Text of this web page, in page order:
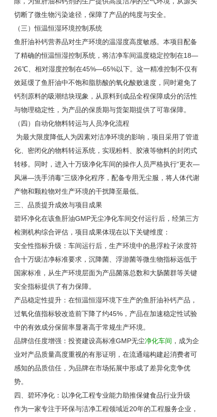
切断了微生物污染途径，保障了产品的纯度与安全。
（三）恒温恒湿环境控制系统
鱼肝油补钙营养品对生产环境的温湿度高度敏感。本项目配备
了精确的恒温恒湿控制系统，将洁净车间温度稳定控制在18—
26℃、相对湿度控制在45%—65%以下。这一精准控制不仅有
效延缓了鱼肝油中不饱和脂肪酸的氧化酸败速度，同时避免了
钙剂原料的吸潮结块现象，从原料到成品全程保障成分的活性
与物理稳定性，为产品的保质期与货架期提供了可靠保障。
（四）自动化物料转运与人员净化流程
为最大限度降低人为因素对洁净环境的影响，项目采用了管道
化、密闭化的物料转运系统，实现粉料、胶液等物料的封闭式
转移。同时，进入十万级净化车间的操作人员严格执行“更衣—
风淋—洗手消毒”三级净化程序，配备专用无尘服，将人体代谢
产物和颗粒物对生产环境的干扰降至最低。
三、品质提升成效与项目成果
碧环净化在该鱼肝油GMP无尘净化车间交付运行后，经第三方
检测机构综合评估，项目成果体现在以下关键维度：
安全性指标升级：车间运行后，生产环境中的悬浮粒子浓度符
合十万级洁净标准要求，沉降菌、浮游菌等微生物指标远低于
国家标准，从生产环境层面为产品菌落总数和大肠菌群等关键
安全指标提供了有力保障。
产品稳定性提升：在恒温恒湿环境下生产的鱼肝油补钙产品，
过氧化值指标较改造前下降了约45%，产品在加速稳定性试验
中的有效成分保留率显著高于常规生产环境。
品牌信任度增强：投资建设高标准GMP无尘净化车间 ，成为企
业对产品质量高度重视的有形证明，在流通端构建起消费者可
感知的品质信任，为品牌在市场拓展中形成了差异化竞争优
势。
四、碧环净化：以净化工程专业能力助推保健食品行业升级
作为一家专注于环保与洁净工程领域近20年的工程服务企业，